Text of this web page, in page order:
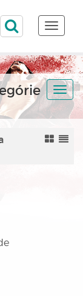
Toggle